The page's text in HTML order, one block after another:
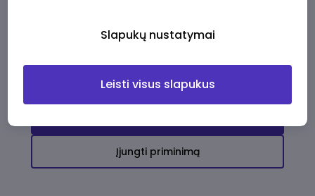
darbo pasiūlymų
Įjungti priminimą
Slapukų nustatymai
Leisti visus slapukus